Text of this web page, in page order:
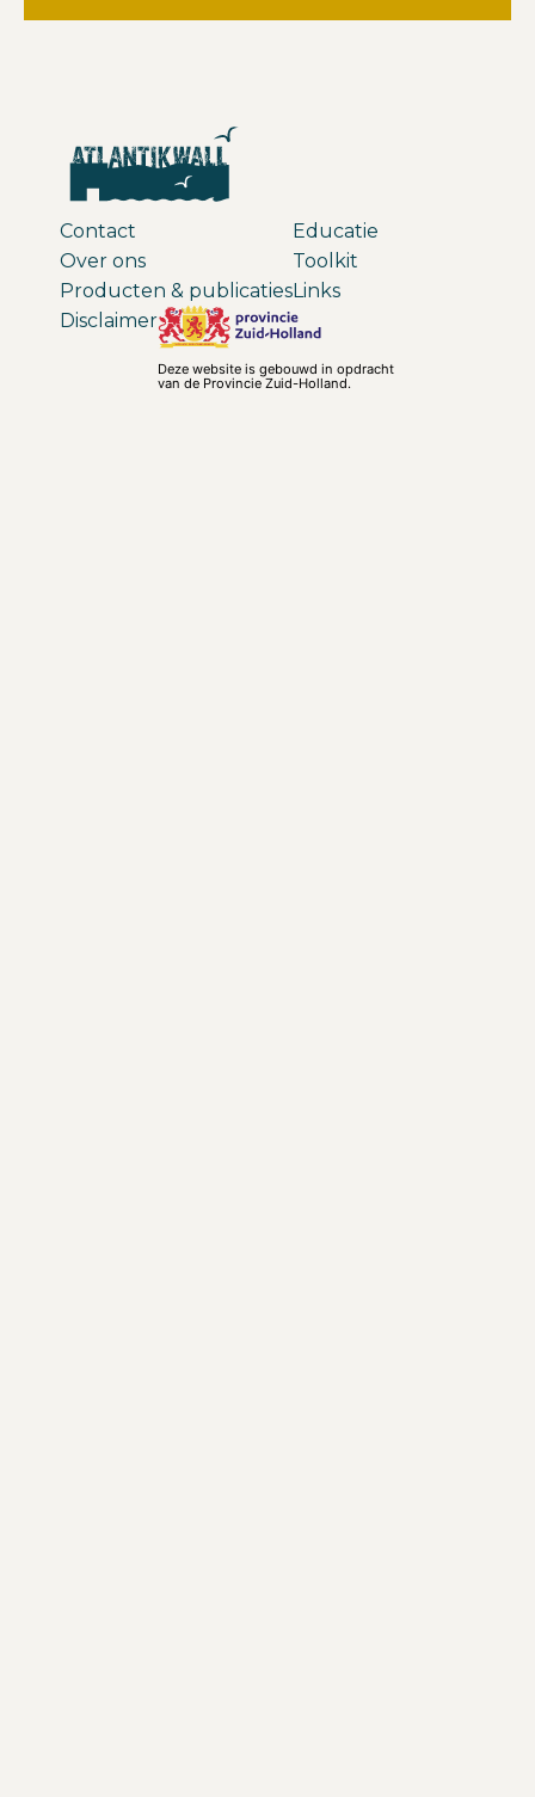
Contact
Over ons
Producten & publicaties
Educatie
Toolkit
Links
Disclaimer
Deze website is gebouwd in opdracht
van de Provincie Zuid-Holland.